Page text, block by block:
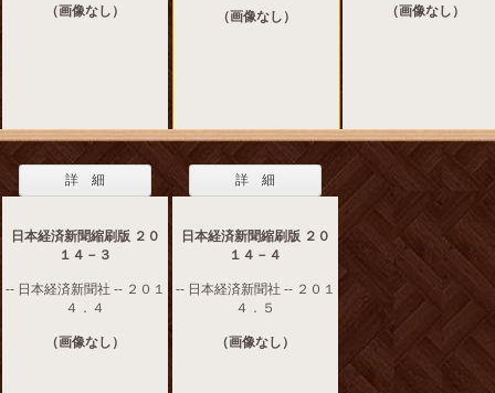
（画像なし） （画像なし） （画像なし）
詳 細
日本経済新聞縮刷版 ２０
１４－３
-- 日本経済新聞社 -- ２０１
４．４
（画像なし）
詳 細
日本経済新聞縮刷版 ２０
１４－４
-- 日本経済新聞社 -- ２０１
４．５
（画像なし）